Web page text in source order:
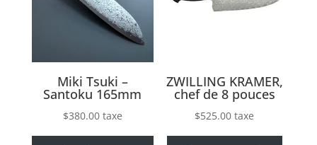
Miki Tsuki –
Santoku 165mm
$380.00 taxe
ZWILLING KRAMER,
chef de 8 pouces
$525.00 taxe